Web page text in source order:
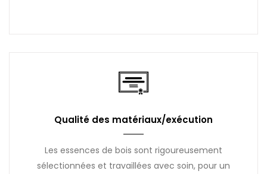
Qualité des matériaux/exécution
Les essences de bois sont rigoureusement
sélectionnées et travaillées avec soin, pour un